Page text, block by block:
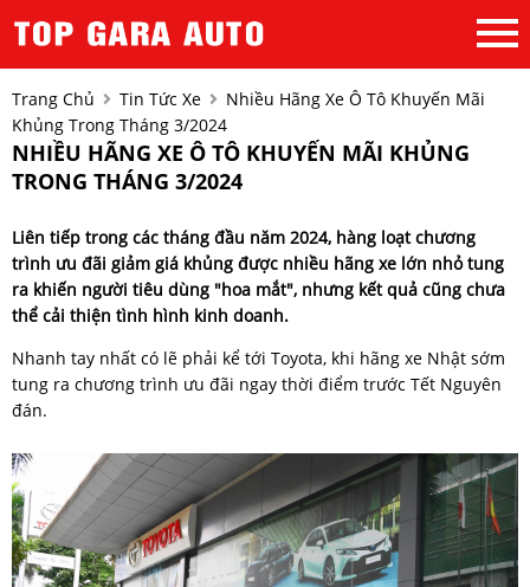
Trang Chủ Tin Tức Xe
Nhiều Hãng Xe Ô Tô Khuyến Mãi
Khủng Trong Tháng 3/2024
NHIỀU HÃNG XE Ô TÔ KHUYẾN MÃI KHỦNG
TRONG THÁNG 3/2024
Liên tiếp trong các tháng đầu năm 2024, hàng loạt chương
trình ưu đãi giảm giá khủng được nhiều hãng xe lớn nhỏ tung
ra khiến người tiêu dùng "hoa mắt", nhưng kết quả cũng chưa
thể cải thiện tình hình kinh doanh.
Nhanh tay nhất có lẽ phải kể tới Toyota, khi hãng xe Nhật sớm
tung ra chương trình ưu đãi ngay thời điểm trước Tết Nguyên
đán.